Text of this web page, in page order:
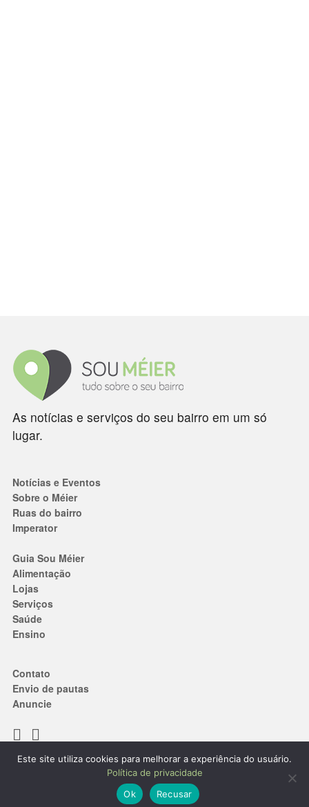
As notícias e serviços do seu bairro em um só
lugar.
Notícias e Eventos
Sobre o Méier
Ruas do bairro
Imperator
Guia Sou Méier
Alimentação
Lojas
Serviços
Saúde
Ensino
Contato
Envio de pautas
Anuncie
Termos de Uso|Política de privacidade
® 2019. Todos os direitos reservados.
Este site utiliza cookies para melhorar a experiência do usuário.
Política de privacidade
Ok
Recusar